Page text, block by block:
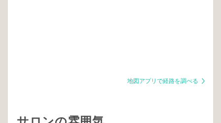
地図アプリで経路を調べる